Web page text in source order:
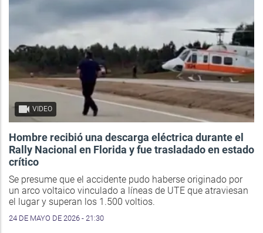
VIDEO
Hombre recibió una descarga eléctrica durante el
Rally Nacional en Florida y fue trasladado en estado
crítico
Se presume que el accidente pudo haberse originado por
un arco voltaico vinculado a líneas de UTE que atraviesan
el lugar y superan los 1.500 voltios.
24 DE MAYO DE 2026 - 21:30